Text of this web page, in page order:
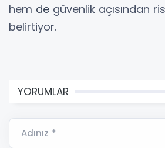
hem de güvenlik açısından
belirtiyor.
YORUMLAR
Adınız *